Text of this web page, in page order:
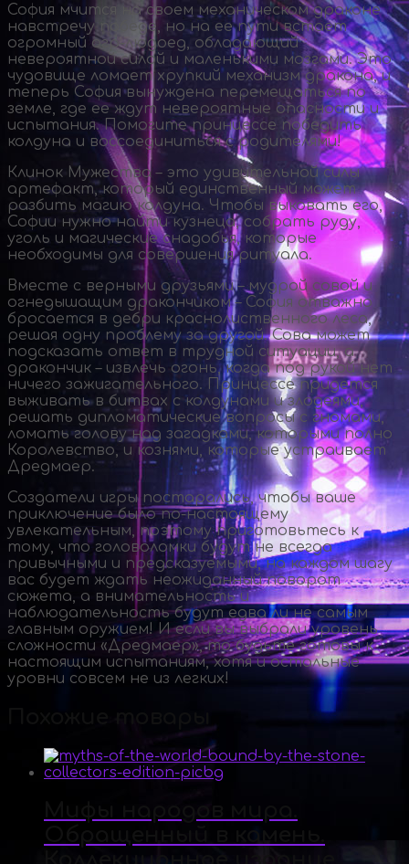
София мчится на своем механическом драконе
навстречу победе, но на ее пути встает
огромный огр-людоед, обладающий
невероятной силой и маленькими мозгами. Это
чудовище ломает хрупкий механизм дракона, и
теперь София вынуждена перемещаться по
земле, где ее ждут невероятные опасности и
испытания. Помогите принцессе победить
колдуна и воссоединиться с родителями!
Клинок Мужества – это удивительной силы
артефакт, который единственный может
разбить магию колдуна. Чтобы выковать его,
Софии нужно найти кузнеца, собрать руду,
уголь и магические снадобья, которые
необходимы для совершения ритуала.
Вместе с верными друзьями – мудрой совой и
огнедышащим дракончиком – София отважно
бросается в дебри краснолиственного леса,
решая одну проблему за другой. Сова может
подсказать ответ в трудной ситуации, а
дракончик – извлечь огонь, когда под рукой нет
ничего зажигательного. Принцессе придется
выживать в битвах с колдунами и злодеями,
решать дипломатические вопросы с гномами,
ломать голову над загадками, которыми полно
Королевство, и кознями, которые устраивает
Дредмаер.
Создатели игры постарались, чтобы ваше
приключение былопо-настоящему
увлекательным, поэтому приготовьтесь к
тому, что головоломки будут не всегда
привычными и предсказуемыми, на каждом шагу
вас будет ждать неожиданный поворот
сюжета, а внимательность и
наблюдательность будут едва ли не самым
главным оружием! И если вы выбрали уровень
сложности «Дредмаер», то будьте готовы к
настоящим испытаниям, хотя и остальные
уровни совсем не из легких!